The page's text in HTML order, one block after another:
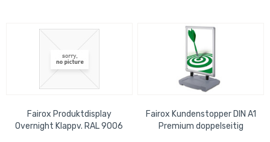
Fairox Produktdisplay
Overnight Klappv. RAL 9006
Fairox Kundenstopper DIN A1
Premium doppelseitig